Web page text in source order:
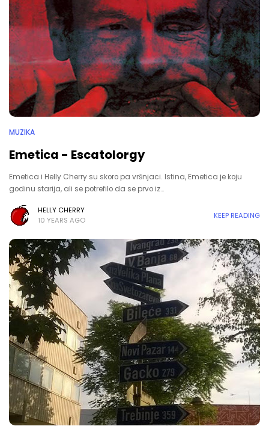
MUZIKA
Emetica - Escatolorgy
Emetica i Helly Cherry su skoro pa vršnjaci. Istina, Emetica je koju
godinu starija, ali se potrefilo da se prvo iz…
HELLY CHERRY
10 YEARS AGO
KEEP READING